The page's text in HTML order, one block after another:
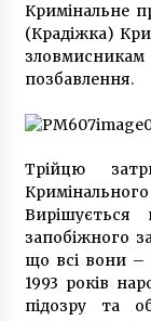
Кримінальне
(Крадіжка)
позбавлення.
Трійцю
запобіжного
що всі вони –
1993 років
підозру та